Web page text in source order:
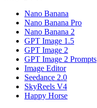
Nano Banana
Nano Banana Pro
Nano Banana 2
GPT Image 1.5
GPT Image 2
GPT Image 2 Prompts
Image Editor
Seedance 2.0
SkyReels V4
Happy Horse